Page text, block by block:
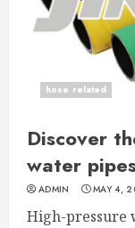
hose related
Discover
water
ADMIN MAY 4,
High-pressure